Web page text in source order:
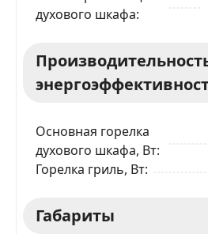
духового шкафа
Основная горелка
духового шкафа, Вт
Горелка гриль, Вт
Габариты
Я даю согласие на обработку
данных в соответствииС
ОТПРАВИТЬ